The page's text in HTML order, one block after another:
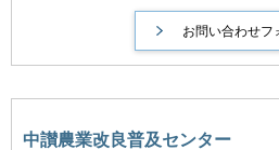
中讃農業改良普及センター